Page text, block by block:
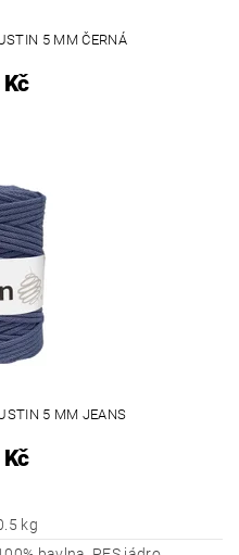
5 MM ČERNÁ
5 MM JEANS
kg